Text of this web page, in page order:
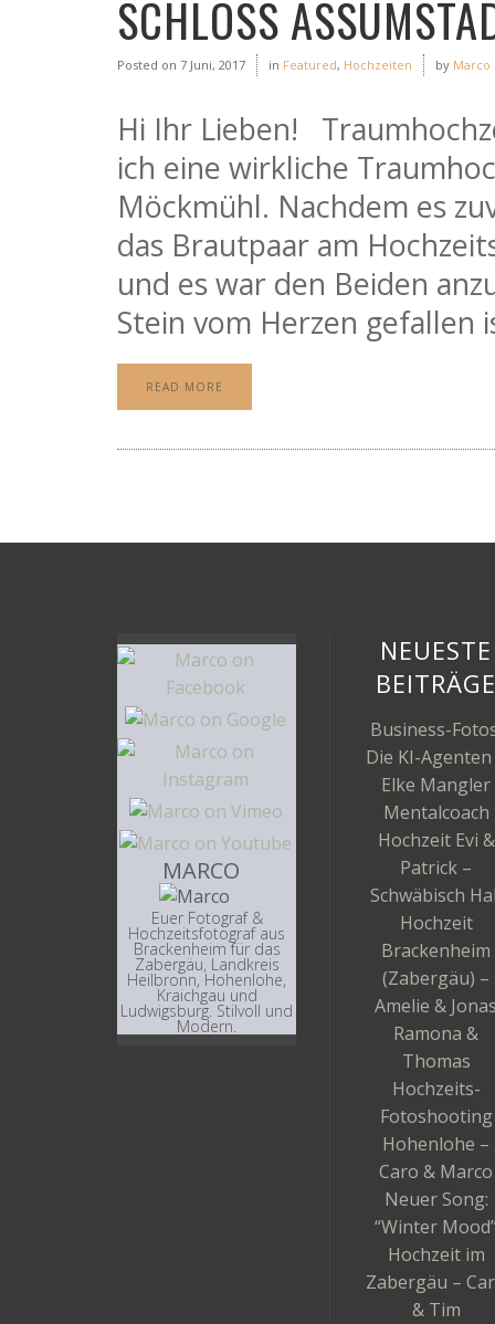
SCHLOSS
Posted on 7 Juni, 2017 in Featured, Hochzeiten by Marco
Hi Ihr Lieben!
ich eine wirkliche
Möckmühl. Nachdem es
das Brautpaar am
und es war den Beiden
Stein vom Herzen
READ MORE
MARCO
Euer Fotograf &
Hochzeitsfotograf aus
Brackenheim für das
Zabergäu, Landkreis
Heilbronn, Hohenlohe,
Kraichgau und
Ludwigsburg. Stilvoll und
Modern.
NEUESTE
BEITRÄGE
Business-
Die KI-Agenten
Elke Mangler
Mentalcoach
Hochzeit Evi &
Patrick –
Schwäbisch
Hochzeit
Brackenheim
(Zabergäu) –
Amelie &
Ramona &
Thomas
Hochzeits-
Fotoshooting
Hohenlohe –
Caro & Marco
Neuer Song:
“Winter
Hochzeit im
Zabergäu –
& Tim